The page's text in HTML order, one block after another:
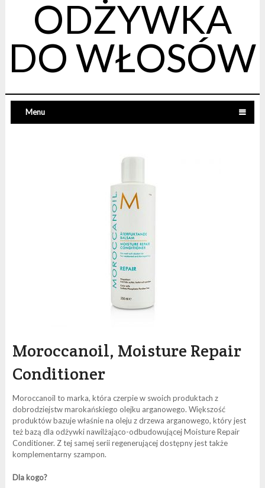
ODŻYWKA
DO WŁOSÓW
Menu
Moroccanoil, Moisture Repair
Conditioner
Moroccanoil to marka, która czerpie w swoich produktach z
dobrodziejstw marokańskiego olejku arganowego. Większość
produktów bazuje właśnie na oleju z drzewa arganowego, który jest
też bazą dla odżywki nawilżająco-odbudowującej Moisture Repair
Conditioner. Z tej samej serii regenerującej dostępny jest także
komplementarny szampon.
Dla kogo?